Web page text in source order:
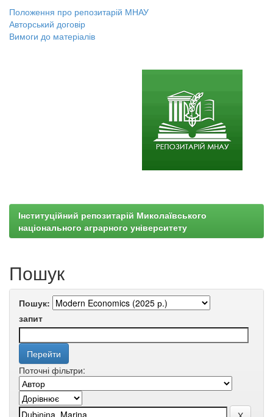
Положення про репозитарій МНАУ
Авторський договір
Вимоги до матеріалів
Інституційний репозитарій Миколаївського
національного аграрного університету
Пошук
Пошук:
запит
Поточні фільтри: